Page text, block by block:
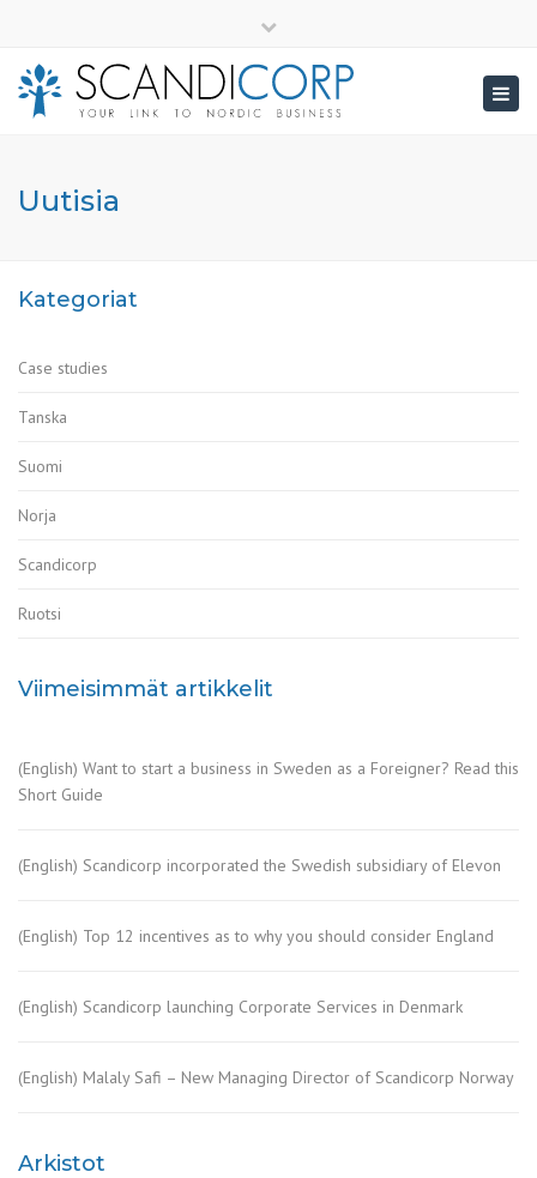
top
bar
Uutisia
Kategoriat
Case studies
Tanska
Suomi
Norja
Scandicorp
Ruotsi
Viimeisimmät artikkelit
(English) Want to start a business in Sweden as a Foreigner? Read this
Short Guide
(English) Scandicorp incorporated the Swedish subsidiary of Elevon
(English) Top 12 incentives as to why you should consider England
(English) Scandicorp launching Corporate Services in Denmark
(English) Malaly Safi – New Managing Director of Scandicorp Norway
Arkistot